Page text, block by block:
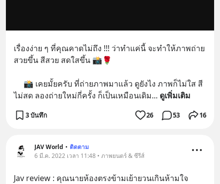
เรื่องง่าย ๆ ที่คุณคาดไม่ถึง !!! ว่าทำแค่นี้ จะทำให้ภาพถ่าย
สวยขึ้น สีสวย สดใสขึ้น 📸🌹
ไม่สด ลองถ่ายใหม่กี่ครั้ง ก็เป็นเหมือนเดิม... ดูเพิ่มเติม
3 บันทึก 26 53 16
JAV World • ติดตาม
6 มี.ค. 2022 เวลา 11:48 • ภาพยนตร์ & ซีรีส์
Jav review : คุณนายห้องตรงข้ามเย้ายวนเกินห้ามใจ